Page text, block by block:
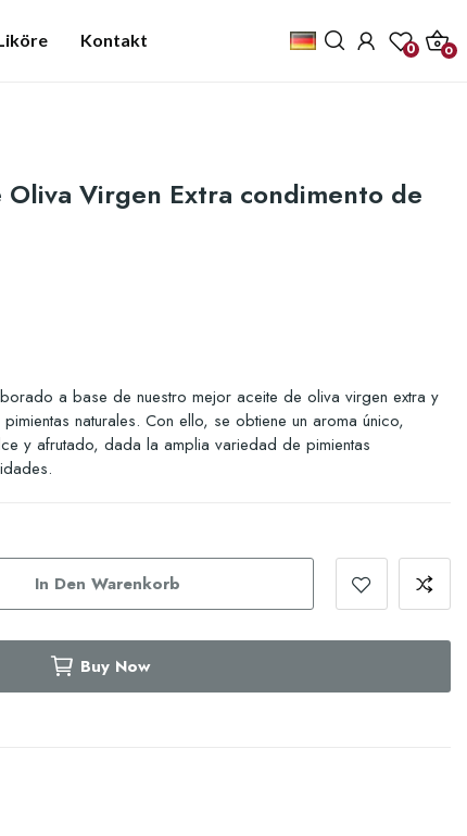
Kontakt 0 0
Virgen Extra condimento de
a base de nuestro mejor aceite de oliva virgen extra y
naturales. Con ello, se obtiene un aroma único,
y afrutado, dada la amplia variedad de pimientas
In Den Warenkorb
Buy Now